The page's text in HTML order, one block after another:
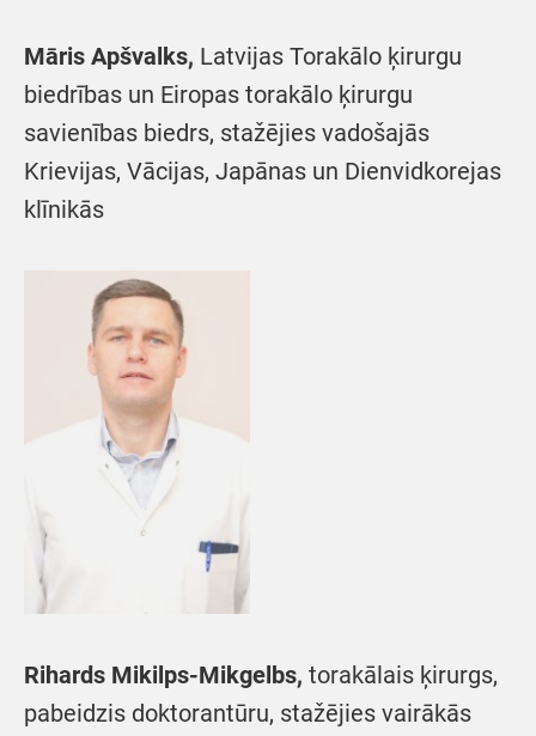
Māris Apšvalks, Latvijas Torakālo ķirurgu
biedrības un Eiropas torakālo ķirurgu
savienības biedrs, stažējies vadošajās
Krievijas, Vācijas, Japānas un Dienvidkorejas
klīnikās
Rihards Mikilps-Mikgelbs, torakālais ķirurgs,
pabeidzis doktorantūru, stažējies vairākās